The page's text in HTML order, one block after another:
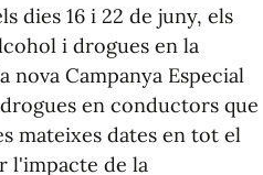
dies 16 i 22 de juny, els
i drogues en la
nova Campanya Especial
en conductors que
mateixes dates en tot el
l'impacte de la